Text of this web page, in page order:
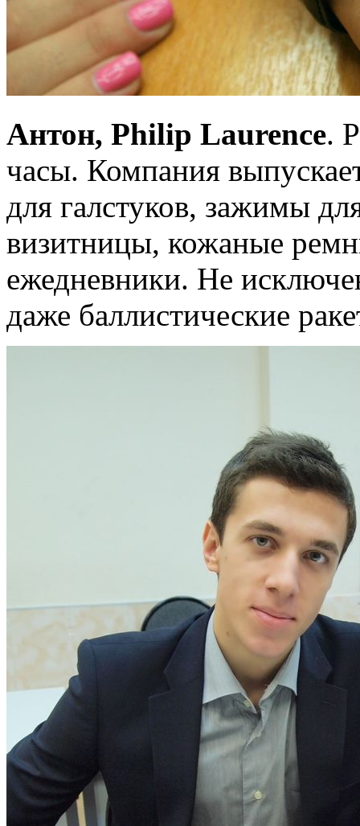
Антон, Philip Laurence.
часы. Компания
для галстуков, зажимы
визитницы, кожаные
ежедневники. Не
даже баллистические